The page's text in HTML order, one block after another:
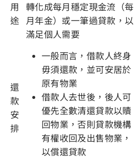
用
途
轉化成每月穩定現金流（每
月年金）或一筆過貸款，以
滿足個人需要
還
款
安
排
一般而言，借款人終身
毋須還款，並可安居於
原有物業
借款人去世後，後人可
優先全數清還貸款以贖
回物業，否則貸款機構
有權收回及出售物業，
以償還貸款